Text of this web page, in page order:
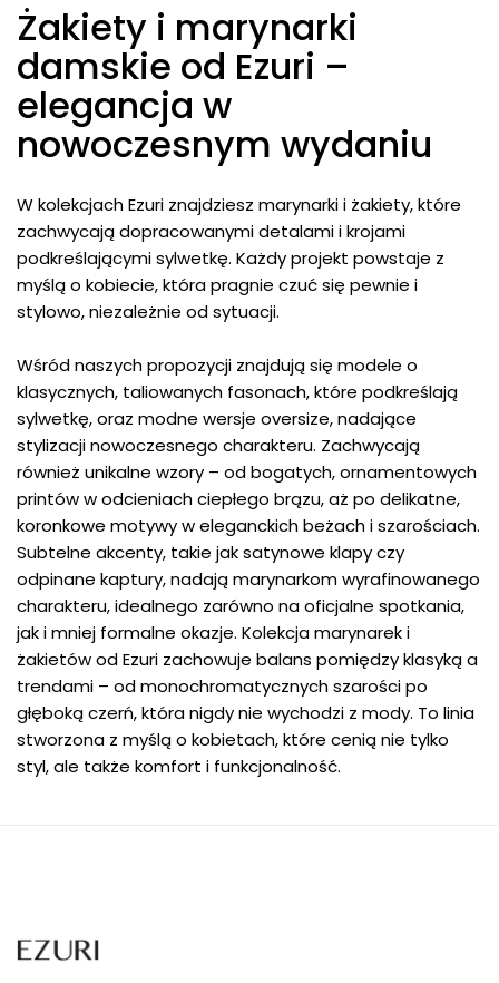
Żakiety i marynarki
damskie od Ezuri –
elegancja w
nowoczesnym wydaniu
W kolekcjach Ezuri znajdziesz marynarki i żakiety, które
zachwycają dopracowanymi detalami i krojami
podkreślającymi sylwetkę. Każdy projekt powstaje z
myślą o kobiecie, która pragnie czuć się pewnie i
stylowo, niezależnie od sytuacji.
Wśród naszych propozycji znajdują się modele o
klasycznych, taliowanych fasonach, które podkreślają
sylwetkę, oraz modne wersje oversize, nadające
stylizacji nowoczesnego charakteru. Zachwycają
również unikalne wzory – od bogatych, ornamentowych
printów w odcieniach ciepłego brązu, aż po delikatne,
koronkowe motywy w eleganckich beżach i szarościach.
Subtelne akcenty, takie jak satynowe klapy czy
odpinane kaptury, nadają marynarkom wyrafinowanego
charakteru, idealnego zarówno na oficjalne spotkania,
jak i mniej formalne okazje. Kolekcja marynarek i
żakietów od Ezuri zachowuje balans pomiędzy klasyką a
trendami – od monochromatycznych szarości po
głęboką czerń, która nigdy nie wychodzi z mody. To linia
stworzona z myślą o kobietach, które cenią nie tylko
styl, ale także komfort i funkcjonalność.